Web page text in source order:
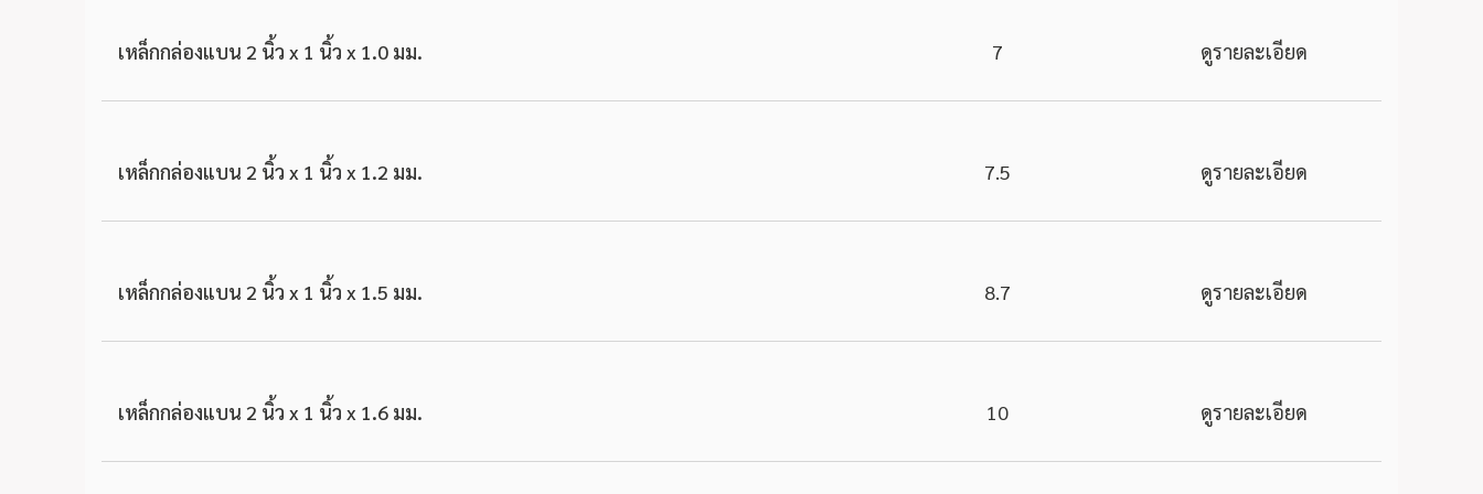
เหล็กกล่องแบน 2 นิ้ว x 1 นิ้ว x 1.0 มม. 7 ดูรายละเอียด
เหล็กกล่องแบน 2 นิ้ว x 1 นิ้ว x 1.2 มม. 7.5 ดูรายละเอียด
เหล็กกล่องแบน 2 นิ้ว x 1 นิ้ว x 1.5 มม. 8.7 ดูรายละเอียด
เหล็กกล่องแบน 2 นิ้ว x 1 นิ้ว x 1.6 มม. 10 ดูรายละเอียด